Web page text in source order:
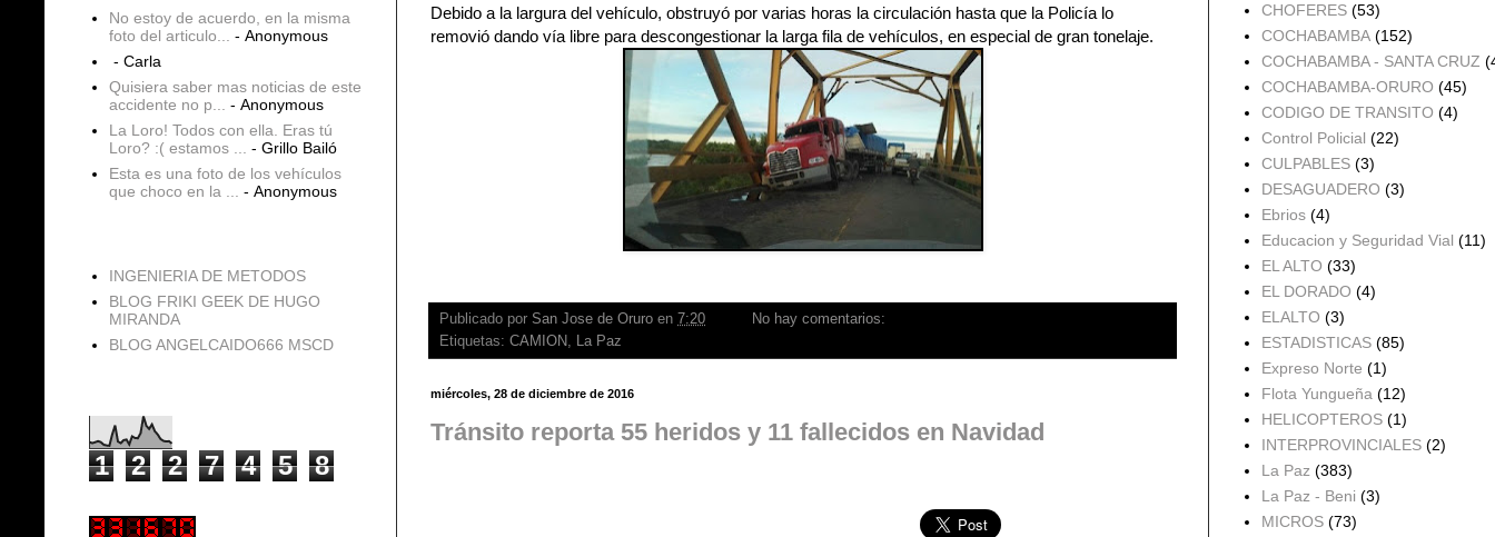
Debido a la largura del vehículo, obstruyó por varias horas la circulación hasta que la Policía lo
removió dando vía libre para descongestionar la larga fila de vehículos, en especial de gran tonelaje.
Publicado por San Jose de Oruro en 7:20
No hay comentarios:
Etiquetas: CAMION, La Paz
miércoles, 28 de diciembre de 2016
Tránsito reporta 55 heridos y 11 fallecidos en Navidad
No estoy de acuerdo, en la misma
foto del articulo...
- Anonymous
- Carla
Quisiera saber mas noticias de este
accidente no p...
- Anonymous
La Loro! Todos con ella. Eras tú
Loro? :( estamos ...
- Grillo Bailó
Esta es una foto de los vehículos
que choco en la ...
- Anonymous
INGENIERIA DE METODOS
BLOG FRIKI GEEK DE HUGO
MIRANDA
BLOG ANGELCAIDO666 MSCD
1 2 2 7 4 5 8
CHOFERES (53)
COCHABAMBA (152)
COCHABAMBA - SANTA CRUZ
COCHABAMBA-ORURO (45)
CODIGO DE TRANSITO (4)
Control Policial (22)
CULPABLES (3)
DESAGUADERO (3)
Ebrios (4)
Educacion y Seguridad Vial (11)
EL ALTO (33)
EL DORADO (4)
ELALTO (3)
ESTADISTICAS (85)
Expreso Norte (1)
Flota Yungueña (12)
HELICOPTEROS (1)
INTERPROVINCIALES (2)
La Paz (383)
La Paz - Beni (3)
MICROS (73)